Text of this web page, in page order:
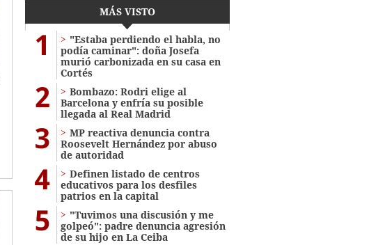
MÁS VISTO
1
"Estaba perdiendo el habla, no
podía caminar": doña Josefa
murió carbonizada en su casa en
Cortés
2
Bombazo: Rodri elige al
Barcelona y enfría su posible
llegada al Real Madrid
3
MP reactiva denuncia contra
Roosevelt Hernández por abuso
de autoridad
4
Definen listado de centros
educativos para los desfiles
patrios en la capital
5
"Tuvimos una discusión y me
golpeó": padre denuncia agresión
de su hijo en La Ceiba